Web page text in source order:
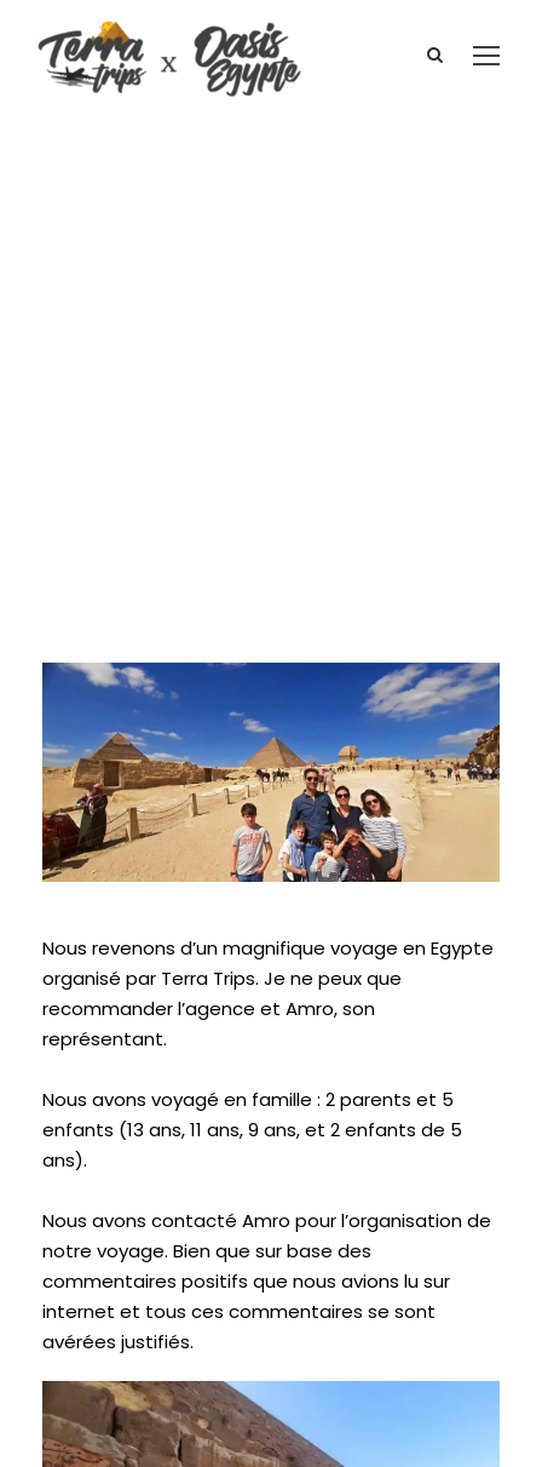
Nous revenons d’un magnifique voyage en Egypte
organisé par Terra Trips. Je ne peux que
recommander l’agence et Amro, son
représentant.
Nous avons voyagé en famille : 2 parents et 5
enfants (13 ans, 11 ans, 9 ans, et 2 enfants de 5
ans).
Nous avons contacté Amro pour l’organisation de
notre voyage. Bien que sur base des
commentaires positifs que nous avions lu sur
internet et tous ces commentaires se sont
avérées justifiés.